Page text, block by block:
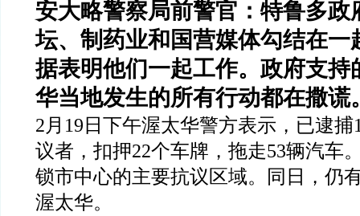
安大略警察局前警官：特鲁多政
坛、制药业和国营媒体勾结在一
据表明他们一起工作。政府支持
华当地发生的所有行动都在撒谎
2 月 19 日下午渥太华警方表示，已逮捕
议者，扣押22个车牌，拖走53辆汽车
锁市中心的主要抗议区域。同日，仍
渥太华。